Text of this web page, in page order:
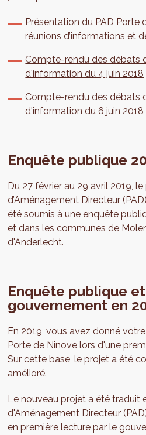
Présentation du PAD Porte
réunions d’informations et
Compte-rendu des débats
d'information du 4 juin 2018
Compte-rendu des débats
d'information du 6 juin 2018
Enquête publique
Du 27 février au 29 avril 2019,
d’Aménagement Directeur
étésoumis à une enquête
et dans les communes de
d'Anderlecht.
Enquête publique
gouvernement en
En 2019, vous avez donné
Porte de Ninove lors d'une
Sur cette base, le projet a été
amélioré.
Le nouveau projet a été traduit
d'Aménagement Directeur
en première lecture par le